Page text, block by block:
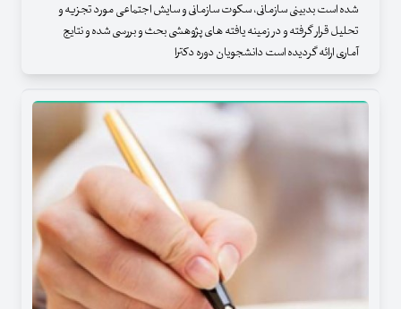
شده است بدبینی سازمانی، سکوت سازمانی و سایش اجتماعی مورد تجزیه و
تحلیل قرار گرفته و در زمینه یافته های پژوهشی بحث و بررسی شده و نتایج
آماری ارائه گردیده است دانشجویان دوره دکترا